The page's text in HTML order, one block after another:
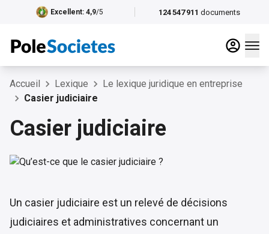
124 547 911 documents
Excellent: 4,9/5
Accueil Lexique
Le lexique juridique en entreprise
Casier judiciaire
Casier judiciaire
Un casier judiciaire est un relevé de décisions
judiciaires et administratives concernant un